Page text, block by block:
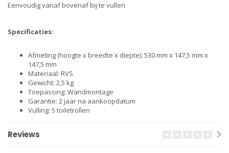
Eenvoudig vanaf bovenaf bij te vullen.
Specificaties:
Afmeting (hoogte x breedte x diepte): 530 mm x 147,5 mm x
147,5 mm
Materiaal: RVS
Gewicht: 2,5 kg
Toepassing: Wandmontage
Garantie: 2 jaar na aankoopdatum
Vulling: 5 toiletrollen
Reviews